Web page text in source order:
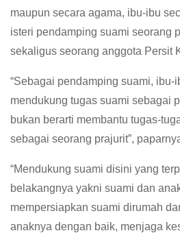
maupun secara agama, ibu-ibu
isteri pendamping suami seorang
sekaligus seorang anggota Persit
“Sebagai pendamping suami, ibu-
mendukung tugas suami sebagai
bukan berarti membantu tugas-
sebagai seorang prajurit”,
“Mendukung suami disini yang
belakangnya yakni suami dan
mempersiapkan suami dirumah
anaknya dengan baik, menjaga